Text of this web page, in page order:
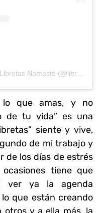
lo que amas, y no
de tu vida” es una
siente y vive,
de mi trabajo y
de los días de estrés
tiene que
ver ya la agenda
que están creando